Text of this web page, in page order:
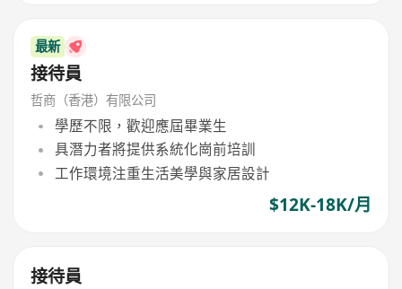
最新
接待員
哲商（香港）有限公司
學歷不限，歡迎應屆畢業生
具潛力者將提供系統化崗前培訓
工作環境注重生活美學與家居設計
$12K-18K/月
接待員